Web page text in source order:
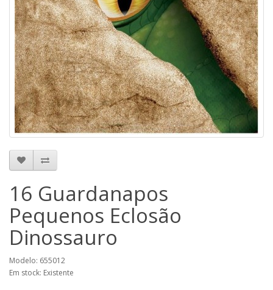
16 Guardanapos
Pequenos Eclosão
Dinossauro
Modelo: 655012
Em stock: Existente